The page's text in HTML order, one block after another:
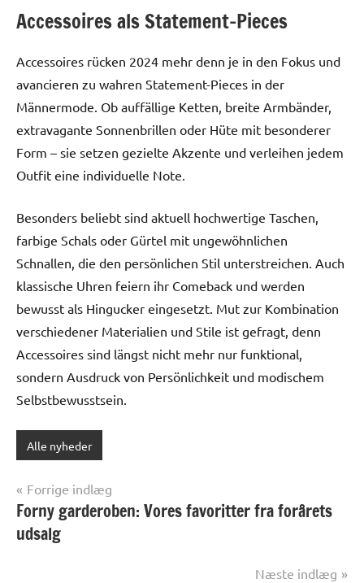
Accessoires als Statement-Pieces
Accessoires rücken 2024 mehr denn je in den Fokus und
avancieren zu wahren Statement-Pieces in der
Männermode. Ob auffällige Ketten, breite Armbänder,
extravagante Sonnenbrillen oder Hüte mit besonderer
Form – sie setzen gezielte Akzente und verleihen jedem
Outfit eine individuelle Note.
Besonders beliebt sind aktuell hochwertige Taschen,
farbige Schals oder Gürtel mit ungewöhnlichen
Schnallen, die den persönlichen Stil unterstreichen. Auch
klassische Uhren feiern ihr Comeback und werden
bewusst als Hingucker eingesetzt. Mut zur Kombination
verschiedener Materialien und Stile ist gefragt, denn
Accessoires sind längst nicht mehr nur funktional,
sondern Ausdruck von Persönlichkeit und modischem
Selbstbewusstsein.
Alle nyheder
Indlægsnavigation
Forrige indlæg
Forny garderoben: Vores favoritter fra forårets
udsalg
Næste indlæg